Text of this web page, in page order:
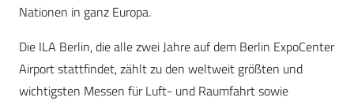
Nationen in ganz Europa.
Die ILA Berlin, die alle zwei Jahre auf dem Berlin ExpoCenter
Airport stattfindet, zählt zu den weltweit größten und
wichtigsten Messen für Luft- und Raumfahrt sowie